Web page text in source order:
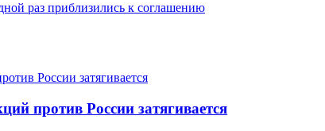
раз приблизились к соглашению
против России затягивается